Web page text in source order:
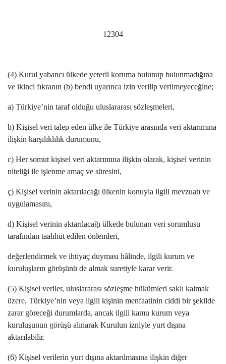
12304
(4) Kurul yabancı ülkede yeterli koruma bulunup bulunmadığına
ve ikinci fıkranın (b) bendi uyarınca izin verilip verilmeyeceğine;
a) Türkiye’nin taraf olduğu uluslararası sözleşmeleri,
b) Kişisel veri talep eden ülke ile Türkiye arasında veri aktarımına
ilişkin karşılıklılık durumunu,
c) Her somut kişisel veri aktarımına ilişkin olarak, kişisel verinin
niteliği ile işlenme amaç ve süresini,
ç) Kişisel verinin aktarılacağı ülkenin konuyla ilgili mevzuatı ve
uygulamasını,
d) Kişisel verinin aktarılacağı ülkede bulunan veri sorumlusu
tarafından taahhüt edilen önlemleri,
değerlendirmek ve ihtiyaç duyması hâlinde, ilgili kurum ve
kuruluşların görüşünü de almak suretiyle karar verir.
(5) Kişisel veriler, uluslararası sözleşme hükümleri saklı kalmak
üzere, Türkiye’nin veya ilgili kişinin menfaatinin ciddi bir şekilde
zarar göreceği durumlarda, ancak ilgili kamu kurum veya
kuruluşunun görüşü alınarak Kurulun izniyle yurt dışına
aktarılabilir.
(6) Kişisel verilerin yurt dışına aktarılmasına ilişkin diğer